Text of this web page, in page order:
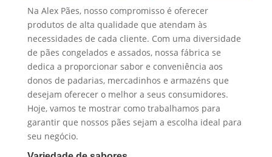
Na Alex Pães, nosso compromisso é oferecer
produtos de alta qualidade que atendam às
necessidades de cada cliente. Com uma diversidade
de pães congelados e assados, nossa fábrica se
dedica a proporcionar sabor e conveniência aos
donos de padarias, mercadinhos e armazéns que
desejam oferecer o melhor a seus consumidores.
Hoje, vamos te mostrar como trabalhamos para
garantir que nossos pães sejam a escolha ideal para
seu negócio.